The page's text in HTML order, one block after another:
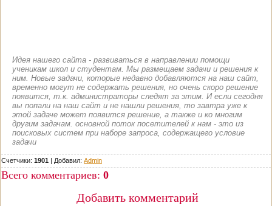
Идея нашего сайта - развиваться в направлении помощи
ученикам школ и студентам. Мы размещаем задачи и решения к
ним. Новые задачи, которые недавно добавляются на наш сайт,
временно могут не содержать решения, но очень скоро решение
появится, т.к. администраторы следят за этим. И если сегодня
вы попали на наш сайт и не нашли решения, то завтра уже к
этой задаче может появится решение, а также и ко многим
другим задачам. основной поток посетителей к нам - это из
поисковых систем при наборе запроса, содержащего условие
задачи
Счетчики: 1901 | Добавил: Admin
Всего комментариев: 0
Добавить комментарий